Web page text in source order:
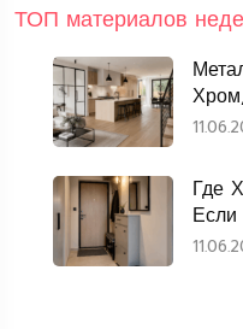
ТОП материалов
Где